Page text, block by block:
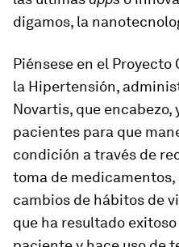
digamos, la
Piénsese en el
la Hipertensión,
Novartis, que encabezo,
pacientes para que
condición a través de
toma de
cambios de hábitos de
que ha resultado